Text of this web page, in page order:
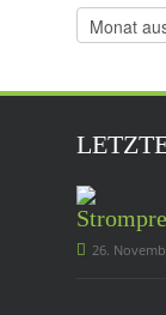
Ältere
Beiträge
26.